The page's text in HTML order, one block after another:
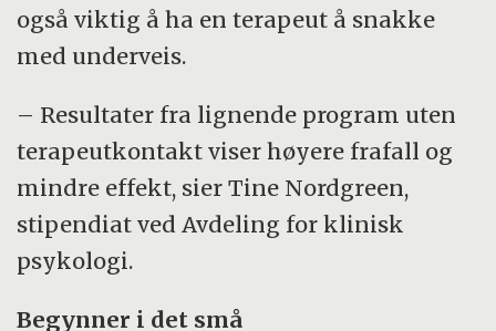
også viktig å ha en terapeut å snakke
med underveis.
– Resultater fra lignende program uten
terapeutkontakt viser høyere frafall og
mindre effekt, sier Tine Nordgreen,
stipendiat ved Avdeling for klinisk
psykologi.
Begynner i det små